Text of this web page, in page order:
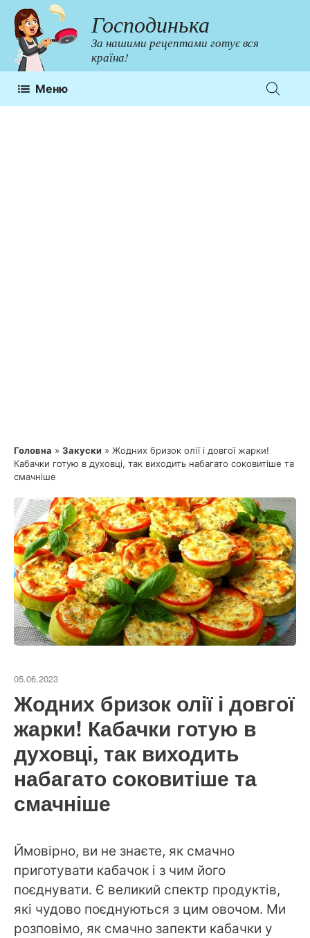
Перейти
до
контенту
Господинька
За нашими рецептами готує вся
країна!
Меню
Головна » Закуски » Жодних бризок олії і довгої жарки!
Кабачки готую в духовці, так виходить набагато соковитіше та
смачніше
05.06.2023
Жодних бризок олії і довгої
жарки! Кабачки готую в
духовці, так виходить
набагато соковитіше та
смачніше
Ймовірно, ви не знаєте, як смачно
приготувати кабачок і з чим його
поєднувати. Є великий спектр продуктів,
які чудово поєднуються з цим овочом. Ми
розповімо, як смачно запекти кабачки у